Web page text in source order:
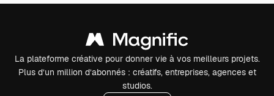
La plateforme créative pour donner vie à vos meilleurs projets.
Plus d’un million d’abonnés : créatifs, entreprises, agences et
studios.